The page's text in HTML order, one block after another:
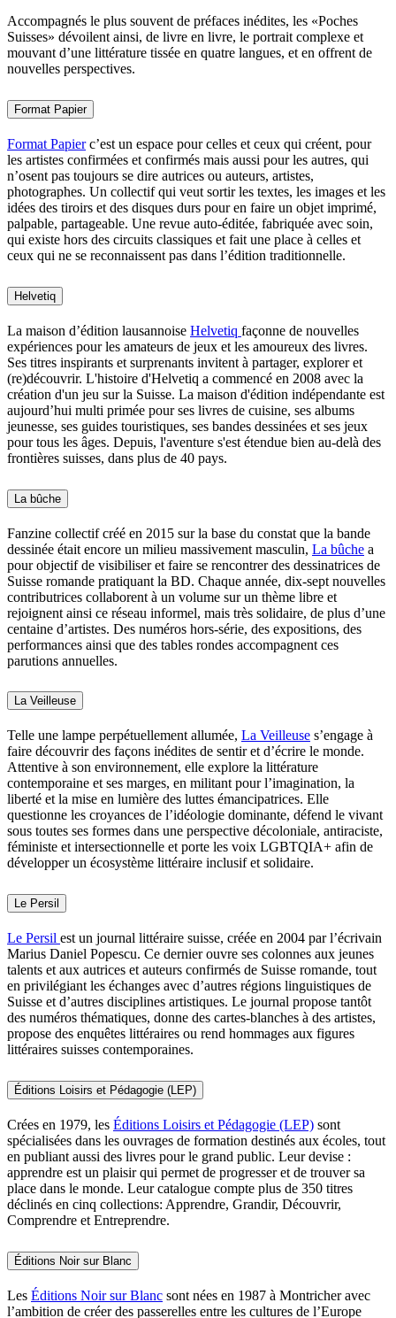
Accompagnés le plus souvent de préfaces inédites, les «Poches
Suisses» dévoilent ainsi, de livre en livre, le portrait complexe et
mouvant d’une littérature tissée en quatre langues, et en offrent de
nouvelles perspectives.
Format Papier
Format Papierc’est un espace pour celles et ceux qui créent, pour
les artistes confirmées et confirmés mais aussi pour les autres, qui
n’osent pas toujours se dire autrices ou auteurs, artistes,
photographes. Un collectif qui veut sortir les textes, les images et les
idées des tiroirs et des disques durs pour en faire un objet imprimé,
palpable, partageable. Une revue auto-éditée, fabriquée avec soin,
qui existe hors des circuits classiques et fait une place à celles et
ceux qui ne se reconnaissent pas dans l’édition traditionnelle.
Helvetiq
La maison d’édition lausannoise Helvetiq façonne de nouvelles
expériences pour les amateurs de jeux et les amoureux des livres.
Ses titres inspirants et surprenants invitent à partager, explorer et
(re)découvrir. L'histoire d'Helvetiq a commencé en 2008 avec la
création d'un jeu sur la Suisse. La maison d'édition indépendante est
aujourd’hui multi primée pour ses livres de cuisine, ses albums
jeunesse, ses guides touristiques, ses bandes dessinées et ses jeux
pour tous les âges. Depuis, l'aventure s'est étendue bien au-delà des
frontières suisses, dans plus de 40 pays.
La bûche
Fanzine collectif créé en 2015 sur la base du constat que la bande
dessinée était encore un milieu massivement masculin, La bûche a
pour objectif de visibiliser et faire se rencontrer des dessinatrices de
Suisse romande pratiquant la BD. Chaque année, dix-sept nouvelles
contributrices collaborent à un volume sur un thème libre et
rejoignent ainsi ce réseau informel, mais très solidaire, de plus d’une
centaine d’artistes. Des numéros hors-série, des expositions, des
performances ainsi que des tables rondes accompagnent ces
parutions annuelles.
La Veilleuse
Telle une lampe perpétuellement allumée, La Veilleuse s’engage à
faire découvrir des façons inédites de sentir et d’écrire le monde.
Attentive à son environnement, elle explore la littérature
contemporaine et ses marges, en militant pour l’imagination, la
liberté et la mise en lumière des luttes émancipatrices. Elle
questionne les croyances de l’idéologie dominante, défend le vivant
sous toutes ses formes dans une perspective décoloniale, antiraciste,
féministe et intersectionnelle et porte les voix LGBTQIA+ afin de
développer un écosystème littéraire inclusif et solidaire.
Le Persil
Le Persil est un journal littéraire suisse, créée en 2004 par l’écrivain
Marius Daniel Popescu. Ce dernier ouvre ses colonnes aux jeunes
talents et aux autrices et auteurs confirmés de Suisse romande, tout
en privilégiant les échanges avec d’autres régions linguistiques de
Suisse et d’autres disciplines artistiques. Le journal propose tantôt
des numéros thématiques, donne des cartes-blanches à des artistes,
propose des enquêtes littéraires ou rend hommages aux figures
littéraires suisses contemporaines.
Éditions Loisirs et Pédagogie (LEP)
Crées en 1979, les Éditions Loisirs et Pédagogie (LEP) sont
spécialisées dans les ouvrages de formation destinés aux écoles, tout
en publiant aussi des livres pour le grand public. Leur devise :
apprendre est un plaisir qui permet de progresser et de trouver sa
place dans le monde. Leur catalogue compte plus de 350 titres
déclinés en cinq collections: Apprendre, Grandir, Découvrir,
Comprendre et Entreprendre.
Éditions Noir sur Blanc
Les Éditions Noir sur Blanc sont nées en 1987 à Montricher avec
l’ambition de créer des passerelles entre les cultures de l’Europe